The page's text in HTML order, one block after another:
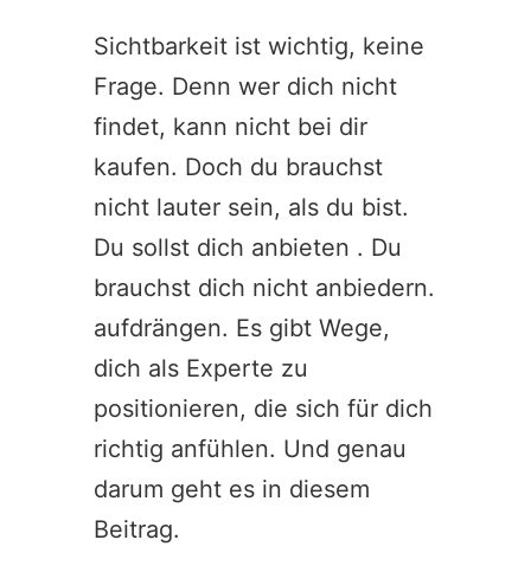
Sichtbarkeit ist wichtig, keine
Frage. Denn wer dich nicht
findet, kann nicht bei dir
kaufen. Doch du brauchst
nicht lauter sein, als du bist.
Du sollst dich anbieten . Du
brauchst dich nicht anbiedern.
aufdrängen. Es gibt Wege,
dich als Experte zu
positionieren, die sich für dich
richtig anfühlen. Und genau
darum geht es in diesem
Beitrag.